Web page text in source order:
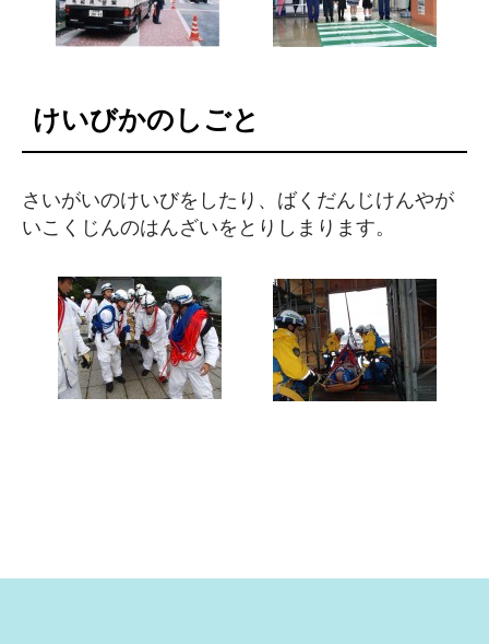
けいびかのしごと
さいがいのけいびをしたり、ばくだんじけんやが
いこくじんのはんざいをとりしまります。